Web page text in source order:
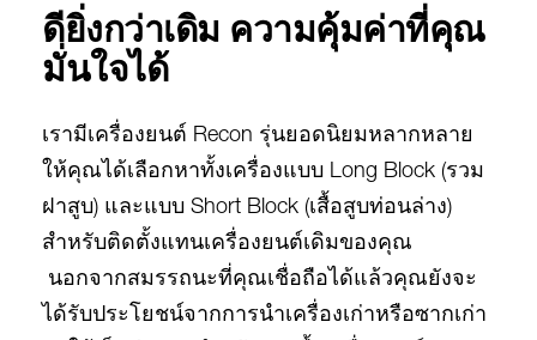
ดียิ่งกว่าเดิม ความคุ้มค่าที่คุณ
มั่นใจได้
เรามีเครื่องยนต์ Recon รุ่นยอดนิยมหลากหลาย
ให้คุณได้เลือกหาทั้งเครื่องแบบ Long Block (รวม
ฝาสูบ) และแบบ Short Block (เสื้อสูบท่อนล่าง)
สำหรับติดตั้งแทนเครื่องยนต์เดิมของคุณ
นอกจากสมรรถนะที่คุณเชื่อถือได้แล้วคุณยังจะ
ได้รับประโยชน์จากการนำเครื่องเก่าหรือซากเก่า